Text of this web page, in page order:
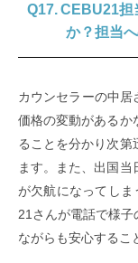
Q17. CEBU21担
か？担当
カウンセラーの中居
価格の変動があるか
ることを分かり次
ます。また、出国
が欠航になってしま
21さんが電話で様
ながらも安心するこ